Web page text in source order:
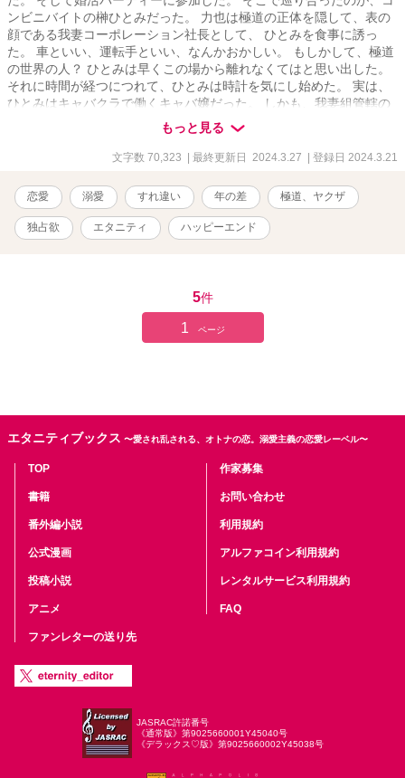
ンビニバイトの榊ひとみだった。 力也は極道の正体を隠して、表の
顔である我妻コーポレーション社長として、 ひとみを食事に誘っ
た。 車といい、運転手といい、なんかおかしい。 もしかして、極道
の世界の人？ ひとみは早くこの場から離れなくてはと思い出した。
それに時間が経つにつれて、ひとみは時計を気にし始めた。 実は、
ひとみはキャバクラで働くキャバ嬢だった。 しかも、我妻組管轄の
店だ。 そうとは知らない力也はひとみにいきなりプロポーズをす
る。 過去の恋愛にトラウマがあるひとみは力也の言葉を信じられな
い。 (我妻さんが極道だったら、年齢詐称がバレる、堅気の人でも、
た。 タクシーが発進する直前、力也はひとみにキスをした。 「俺は
諦めない、ひとみと結婚する」 タクシーは暗闇の中、走り出した。
もっと見る
文字数 70,323 | 最終更新日 2024.3.27 | 登録日 2024.3.21
恋愛 溺愛 すれ違い 年の差 極道、ヤクザ
独占欲 エタニティ ハッピーエンド
5件
1 ページ
エタニティブックス 〜愛され乱される、オトナの恋。溺愛主義の恋愛レーベル〜
TOP
書籍
番外編小説
公式漫画
投稿小説
アニメ
ファンレターの送り先
作家募集
お問い合わせ
利用規約
アルファコイン利用規約
レンタルサービス利用規約
FAQ
JASRAC許諾番号
《通常版》第9025660001Y45040号
《デラックス♡版》第9025660002Y45038号